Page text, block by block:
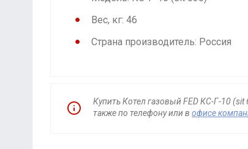
Вес, кг: 46
Страна производитель: Россия
Купить Котел газовый FED КС-Г-10
также по телефону или в офисе